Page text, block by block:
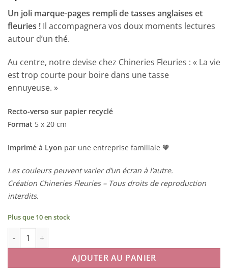
Un joli marque-pages rempli de tasses anglaises et
fleuries ! Il accompagnera vos doux moments lectures
autour d’un thé.
Au centre, notre devise chez Chineries Fleuries : « La vie
est trop courte pour boire dans une tasse
ennuyeuse. »
Recto-verso sur papier recyclé
Format 5 x 20 cm
Imprimé à Lyon par une entreprise familiale 🧡
Les couleurs peuvent varier d’un écran à l’autre.
Création Chineries Fleuries – Tous droits de reproduction
interdits.
Plus que 10 en stock
quantité de Marque-pages Teatime
AJOUTER AU PANIER